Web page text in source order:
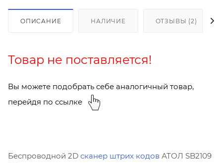
ОПИСАНИЕ НАЛИЧИЕ ОТЗЫВЫ (2)
Товар не поставляется!
Вы можете подобрать себе аналогичный товар,
перейдя по ссылке
Беспроводной 2D сканер штрих кодов АТОЛ SB2109